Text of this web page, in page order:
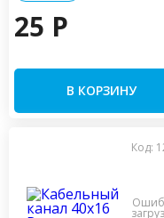
25 P
В КОРЗИНУ
Код: